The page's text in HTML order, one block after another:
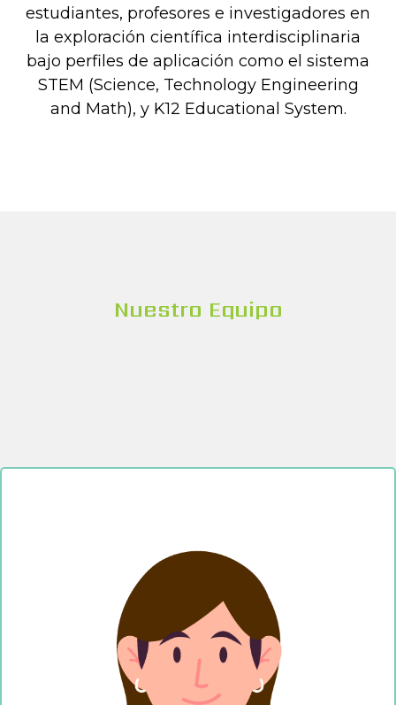
estudiantes, profesores e investigadores en
la exploración científica interdisciplinaria
bajo perfiles de aplicación como el sistema
STEM (Science, Technology Engineering
and Math), y K12 Educational System.
Nuestro Equipo